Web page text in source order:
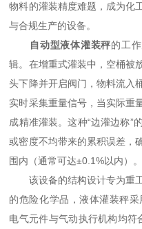
物料的灌装精度难题，成为化
与合规生产的设备。
自动型液体灌装秤的工
辑。在增重式灌装中，空桶被
头下降并开启阀门，物料流入
实时采集重量信号，当实际重
成精准灌装。这种“边灌边称”
或密度不均带来的累积误差，
围内（通常可达±0.1%以内）。
该设备的结构设计专为重工
的危险化学品，液体灌装秤
电气元件与气动执行机构均符